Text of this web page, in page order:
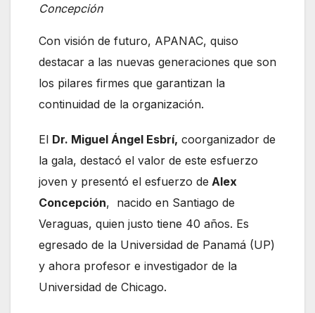
Concepción
Con visión de futuro, APANAC, quiso
destacar a las nuevas generaciones que son
los pilares firmes que garantizan la
continuidad de la organización.
El Dr. Miguel Ángel Esbrí, coorganizador de
la gala, destacó el valor de este esfuerzo
joven y presentó el esfuerzo de Alex
Concepción, nacido en Santiago de
Veraguas, quien justo tiene 40 años. Es
egresado de la Universidad de Panamá (UP)
y ahora profesor e investigador de la
Universidad de Chicago.